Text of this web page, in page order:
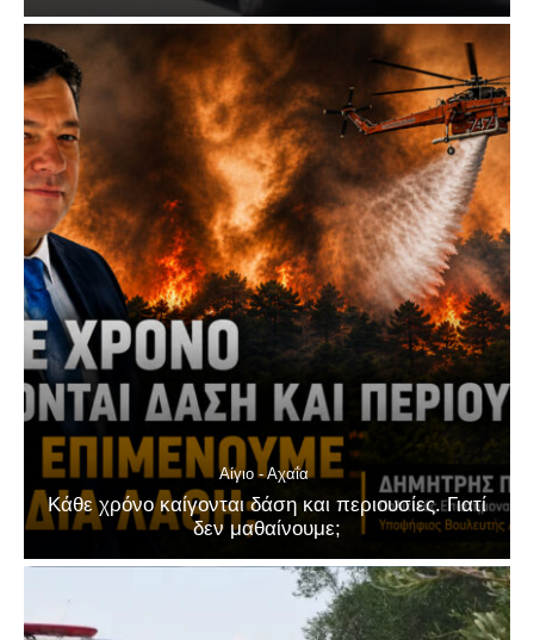
Αίγιο - Αχαΐα
Κάθε χρόνο καίγονται δάση και περιουσίες. Γιατί
δεν μαθαίνουμε;